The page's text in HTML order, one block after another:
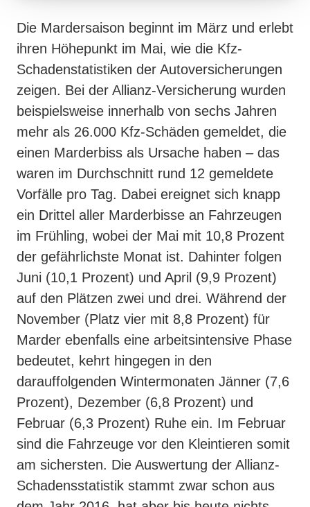
Die Mardersaison beginnt im März und erlebt
ihren Höhepunkt im Mai, wie die Kfz-
Schadenstatistiken der Autoversicherungen
zeigen. Bei der Allianz-Versicherung wurden
beispielsweise innerhalb von sechs Jahren
mehr als 26.000 Kfz-Schäden gemeldet, die
einen Marderbiss als Ursache haben – das
waren im Durchschnitt rund 12 gemeldete
Vorfälle pro Tag. Dabei ereignet sich knapp
ein Drittel aller Marderbisse an Fahrzeugen
im Frühling, wobei der Mai mit 10,8 Prozent
der gefährlichste Monat ist. Dahinter folgen
Juni (10,1 Prozent) und April (9,9 Prozent)
auf den Plätzen zwei und drei. Während der
November (Platz vier mit 8,8 Prozent) für
Marder ebenfalls eine arbeitsintensive Phase
bedeutet, kehrt hingegen in den
darauffolgenden Wintermonaten Jänner (7,6
Prozent), Dezember (6,8 Prozent) und
Februar (6,3 Prozent) Ruhe ein. Im Februar
sind die Fahrzeuge vor den Kleintieren somit
am sichersten. Die Auswertung der Allianz-
Schadensstatistik stammt zwar schon aus